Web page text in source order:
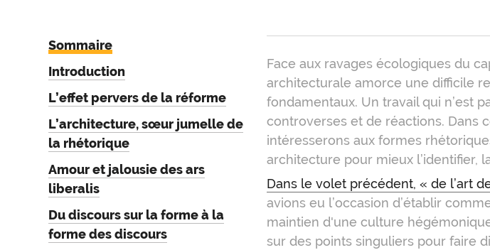
Sommaire
Introduction
L’effet pervers de la réforme
L’architecture, sœur jumelle de
la rhétorique
Amour et jalousie des ars
liberalis
Du discours sur la forme à la
forme des discours
Introduction
Face aux ravages écologiques du
architecturale amorce une difficile
fondamentaux. Un travail qui n’est
controverses et de réactions. Dans
intéresserons aux formes
architecture pour mieux l’identifier,
Dans le volet précédent, « de l’art
avions eu l’occasion d’établir
maintien d'une culture
sur des points singuliers pour faire